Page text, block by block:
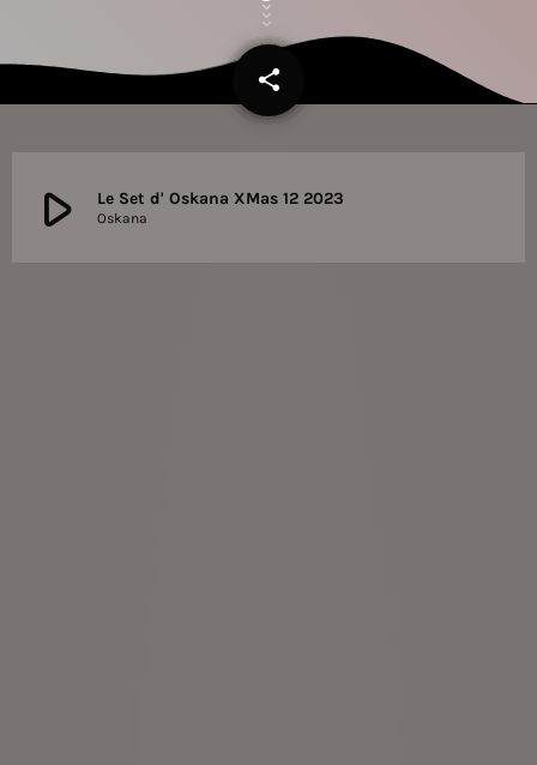
share
email
play_arrow Le Set d' Oskana XMas 12 2023
Oskana